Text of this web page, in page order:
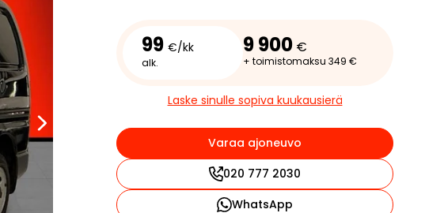
99 €/kk
alk.
9 900 €
+ toimistomaksu 349 €
Laske sinulle sopiva kuukausierä
Varaa ajoneuvo
020 777 2030
WhatsApp